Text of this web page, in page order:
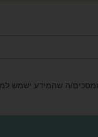
ומסכים/ה שהמידע ישמש